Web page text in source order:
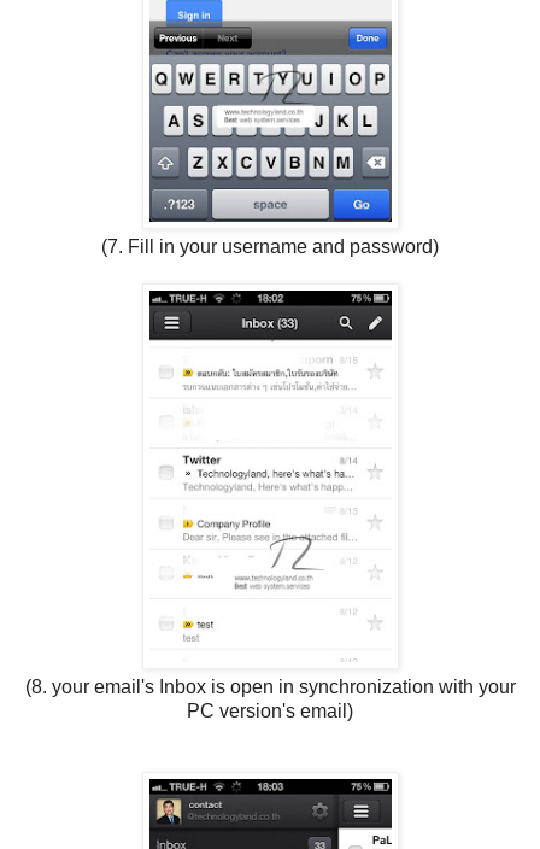
(7. Fill in your username and password)
(8. your email's Inbox is open in synchronization with your
PC version's email)